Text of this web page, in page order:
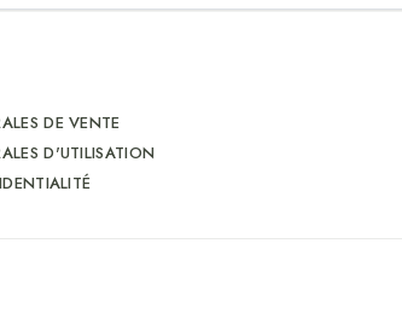
DE VENTE
D'UTILISATION